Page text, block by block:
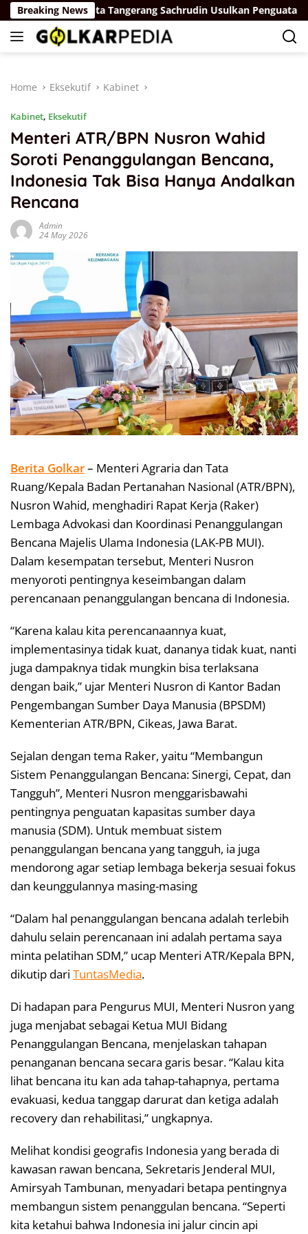
Skip
to
content
Breaking News
Walikota Tangerang Sachrudin Usulkan Penguatan
Home Eksekutif Kabinet
Kabinet, Eksekutif
Menteri ATR/BPN Nusron Wahid
Soroti Penanggulangan Bencana,
Indonesia Tak Bisa Hanya Andalkan
Rencana
Admin
24 May 2026
Berita Golkar– Menteri Agraria dan Tata
Ruang/Kepala Badan Pertanahan Nasional (ATR/BPN),
Nusron Wahid, menghadiri Rapat Kerja (Raker)
Lembaga Advokasi dan Koordinasi Penanggulangan
Bencana Majelis Ulama Indonesia (LAK-PB MUI).
Dalam kesempatan tersebut, Menteri Nusron
menyoroti pentingnya keseimbangan dalam
perencanaan penanggulangan bencana di Indonesia.
“Karena kalau kita perencanaannya kuat,
implementasinya tidak kuat, dananya tidak kuat, nanti
juga dampaknya tidak mungkin bisa terlaksana
dengan baik,” ujar Menteri Nusron di Kantor Badan
Pengembangan Sumber Daya Manusia (BPSDM)
Kementerian ATR/BPN, Cikeas, Jawa Barat.
Sejalan dengan tema Raker, yaitu “Membangun
Sistem Penanggulangan Bencana: Sinergi, Cepat, dan
Tangguh”, Menteri Nusron menggarisbawahi
pentingnya penguatan kapasitas sumber daya
manusia (SDM). Untuk membuat sistem
penanggulangan bencana yang tangguh, ia juga
mendorong agar setiap lembaga bekerja sesuai fokus
dan keunggulannya masing-masing
“Dalam hal penanggulangan bencana adalah terlebih
dahulu selain perencanaan ini adalah pertama saya
minta pelatihan SDM,” ucap Menteri ATR/Kepala BPN,
dikutip dari TuntasMedia.
Di hadapan para Pengurus MUI, Menteri Nusron yang
juga menjabat sebagai Ketua MUI Bidang
Penanggulangan Bencana, menjelaskan tahapan
penanganan bencana secara garis besar. “Kalau kita
lihat bencana itu kan ada tahap-tahapnya, pertama
evakuasi, kedua tanggap darurat dan ketiga adalah
recovery dan rehabilitasi,” ungkapnya.
Melihat kondisi geografis Indonesia yang berada di
kawasan rawan bencana, Sekretaris Jenderal MUI,
Amirsyah Tambunan, menyadari betapa pentingnya
membangun sistem penanggulan bencana. “Seperti
kita ketahui bahwa Indonesia ini jalur cincin api